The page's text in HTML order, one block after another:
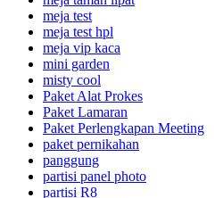
meja test
meja test hpl
meja vip kaca
mini garden
misty cool
Paket Alat Prokes
Paket Lamaran
Paket Perlengkapan Meeting
paket pernikahan
panggung
partisi panel photo
partisi R8